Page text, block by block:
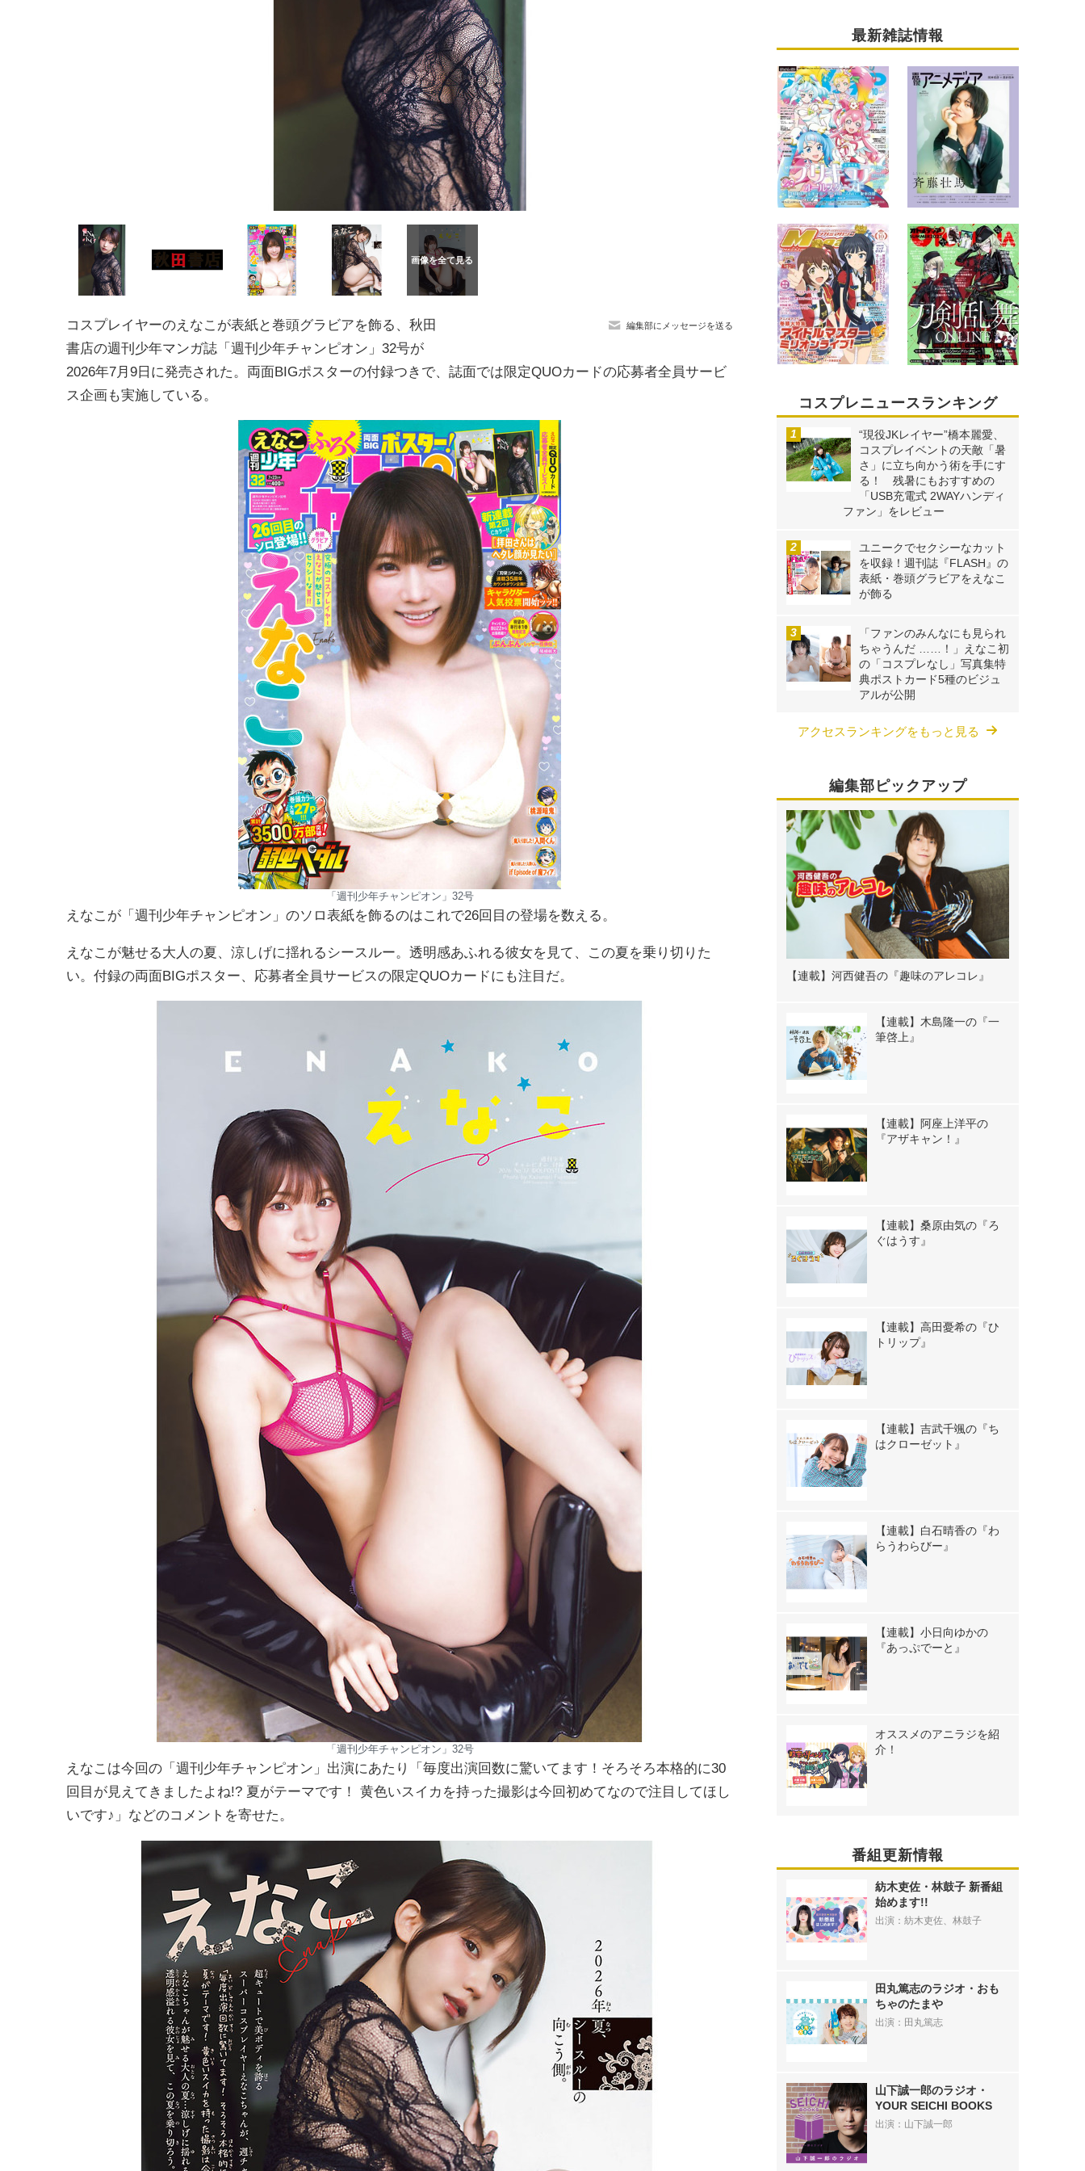
編集部にメッセージを送る
コスプレイヤーのえなこが表紙と巻頭グラビアを飾る、秋田
書店の週刊少年マンガ誌「週刊少年チャンピオン」32号が
2026年7月9日に発売された。両面BIGポスターの付録つきで、誌面では限定QUOカードの応募者全員サービ
ス企画も実施している。
「週刊少年チャンピオン」32号
えなこが「週刊少年チャンピオン」のソロ表紙を飾るのはこれで26回目の登場を数える。
えなこが魅せる大人の夏、涼しげに揺れるシースルー。透明感あふれる彼女を見て、この夏を乗り切りた
い。付録の両面BIGポスター、応募者全員サービスの限定QUOカードにも注目だ。
「週刊少年チャンピオン」32号
えなこは今回の「週刊少年チャンピオン」出演にあたり「毎度出演回数に驚いてます！そろそろ本格的に30
回目が見えてきましたよね!? 夏がテーマです！ 黄色いスイカを持った撮影は今回初めてなので注目してほし
いです♪」などのコメントを寄せた。
最新雑誌情報
コスプレニュースランキング
“現役JKレイヤー”橋本麗愛、
コスプレイベントの天敵「暑
さ」に立ち向かう術を手にす
る！ 残暑にもおすすめの
「USB充電式 2WAYハンディ
ファン」をレビュー
ユニークでセクシーなカット
を収録！週刊誌『FLASH』の
表紙・巻頭グラビアをえなこ
が飾る
「ファンのみんなにも見られ
ちゃうんだ ……！」えなこ初
の「コスプレなし」写真集特
典ポストカード5種のビジュ
アルが公開
アクセスランキングをもっと見る
編集部ピックアップ
【連載】河西健吾の『趣味のアレコレ』
【連載】木島隆一の『一
筆啓上』
【連載】阿座上洋平の
『アザキャン！』
【連載】桑原由気の『ろ
ぐはうす』
【連載】高田憂希の『ひ
トリップ』
【連載】吉武千颯の『ち
はクローゼット』
【連載】白石晴香の『わ
らうわらびー』
【連載】小日向ゆかの
『あっぷでーと』
オススメのアニラジを紹
介！
番組更新情報
紡木吏佐・林鼓子 新番組
始めます!!
出演：紡木吏佐、林鼓子
田丸篤志のラジオ・おも
ちゃのたまや
出演：田丸篤志
山下誠一郎のラジオ・
YOUR SEICHI BOOKS
出演：山下誠一郎